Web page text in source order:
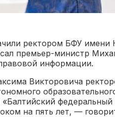
ректором БФУ имени
премьер-министр
информации.
Викторовича
на пять лет, —